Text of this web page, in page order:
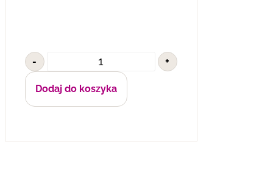
- +
Dodaj do koszyka